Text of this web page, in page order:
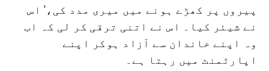
پیروں پر کھڑے ہونے میں میری مدد کی،' اس
نے شیئر کیا۔ اس نے اتنی ترقی کر لی کہ اب
وہ اپنے خاندان سے آزاد ہوکر اپنے
اپارٹمنٹ میں رہتا ہے۔